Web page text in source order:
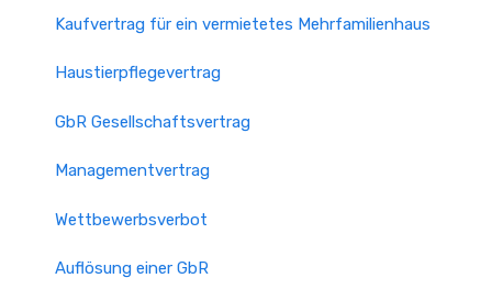
Kaufvertrag für ein vermietetes Mehrfamilienhaus
Haustierpflegevertrag
GbR Gesellschaftsvertrag
Managementvertrag
Wettbewerbsverbot
Auflösung einer GbR